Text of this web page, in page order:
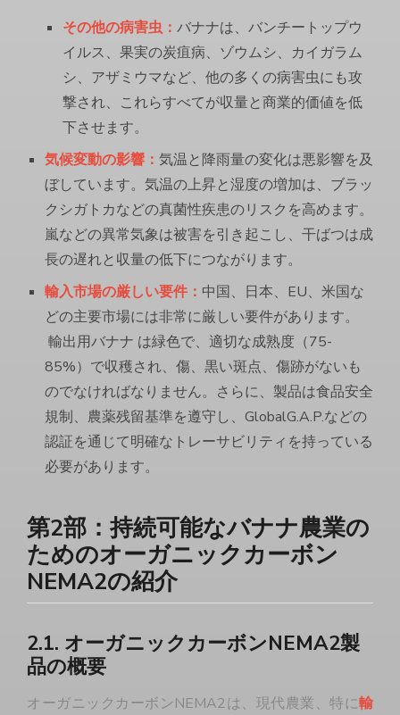
その他の病害虫： バナナは、バンチートップウ
イルス、果実の炭疽病、ゾウムシ、カイガラム
シ、アザミウマなど、他の多くの病害虫にも攻
撃され、これらすべてが収量と商業的価値を低
下させます。
気候変動の影響： 気温と降雨量の変化は悪影響を及
ぼしています。気温の上昇と湿度の増加は、ブラッ
クシガトカなどの真菌性疾患のリスクを高めます。
嵐などの異常気象は被害を引き起こし、干ばつは成
長の遅れと収量の低下につながります。
輸入市場の厳しい要件： 中国、日本、EU、米国な
どの主要市場には非常に厳しい要件があります。
輸出用バナナ は緑色で、適切な成熟度（75-
85%）で収穫され、傷、黒い斑点、傷跡がないも
のでなければなりません。さらに、製品は食品安全
規制、農薬残留基準を遵守し、GlobalG.A.P.などの
認証を通じて明確なトレーサビリティを持っている
必要があります。
第2部：持続可能なバナナ農業の
ためのオーガニックカーボン
NEMA2の紹介
2.1. オーガニックカーボンNEMA2製
品の概要
オーガニックカーボンNEMA2は、現代農業、特に輸